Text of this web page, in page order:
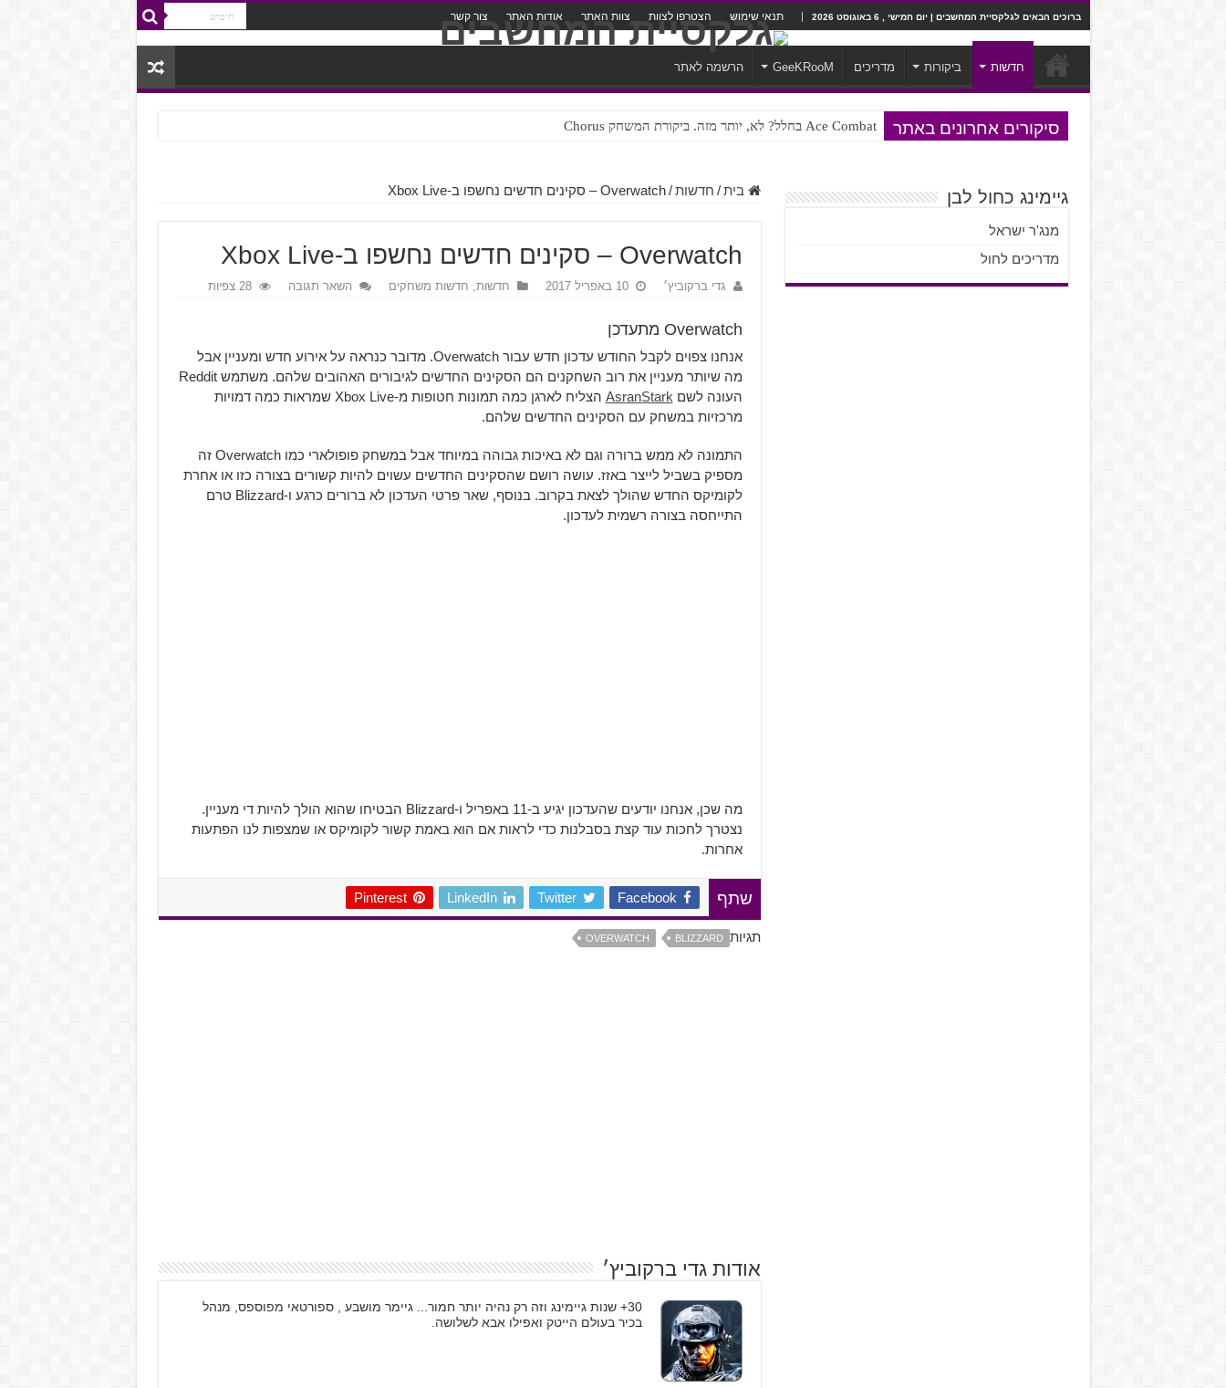
ברוכים הבאים לגלקסיית המחשבים | יום חמישי , 6 באוגוסט 2026 תנאי שימוש הצטרפו לצוות צוות האתר אודות האתר צור קשר
חדשות ביקורות מדריכים GeeKRooM הרשמה לאתר
סיקורים אחרונים באתר Ace Combat בחלל? לא, יותר מזה. ביקורת המשחק Chorus
Steven Universe והשירים שתורגמו בצורה נוראית לעברית
בית / חדשות / Overwatch – סקינים חדשים נחשפו ב-Xbox Live
Overwatch – סקינים חדשים נחשפו ב-Xbox Live
גדי ברקוביץ׳ 10 באפריל 2017 חדשות, חדשות משחקים השאר תגובה 28 צפיות
Overwatch מתעדכן
אנחנו צפוים לקבל החודש עדכון חדש עבור Overwatch. מדובר כנראה על אירוע חדש ומעניין אבל
מה שיותר מעניין את רוב השחקנים הם הסקינים החדשים לגיבורים האהובים שלהם. משתמש Reddit
העונה לשם AsranStark
הצליח לארגן כמה תמונות חטופות מ-Xbox Live שמראות כמה דמויות
מרכזיות במשחק עם הסקינים החדשים שלהם.
התמונה לא ממש ברורה וגם לא באיכות גבוהה במיוחד אבל במשחק פופולארי כמו Overwatch זה
מספיק בשביל לייצר באזז. עושה רושם שהסקינים החדשים עשוים להיות קשורים בצורה כזו או אחרת
לקומיקס החדש שהולך לצאת בקרוב. בנוסף, שאר פרטי העדכון לא ברורים כרגע ו-Blizzard טרם
התייחסה בצורה רשמית לעדכון.
מה שכן, אנחנו יודעים שהעדכון יגיע ב-11 באפריל ו-Blizzard הבטיחו שהוא הולך להיות די מעניין.
נצטרך לחכות עוד קצת בסבלנות כדי לראות אם הוא באמת קשור לקומיקס או שמצפות לנו הפתעות
אחרות.
שתף Facebook
Twitter
LinkedIn
Pinterest
תגיות BLIZZARD
OVERWATCH
אודות גדי ברקוביץ׳
30+ שנות גיימינג וזה רק נהיה יותר חמור... גיימר מושבע , ספורטאי מפוספס, מנהל
בכיר בעולם הייטק ואפילו אבא לשלושה.
גיימינג כחול לבן
מנג'ר ישראל
מדריכים לחול